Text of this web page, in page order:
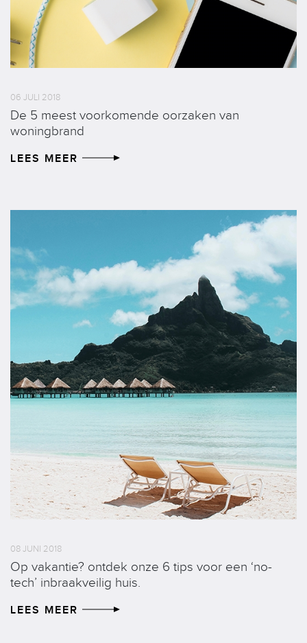
06 JULI 2018
De 5 meest voorkomende oorzaken van
woningbrand
LEES MEER
08 JUNI 2018
Op vakantie? ontdek onze 6 tips voor een ‘no-
tech’ inbraakveilig huis.
LEES MEER